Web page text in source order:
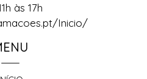
às 17h
Inicio/